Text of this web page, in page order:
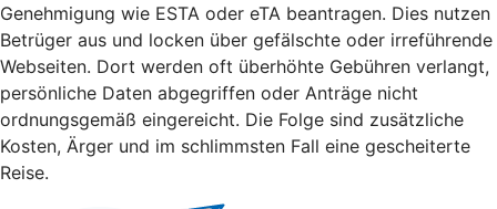
Genehmigung wie ESTA oder eTA beantragen. Dies nutzen
Betrüger aus und locken über gefälschte oder irreführende
Webseiten. Dort werden oft überhöhte Gebühren verlangt,
persönliche Daten abgegriffen oder Anträge nicht
ordnungsgemäß eingereicht. Die Folge sind zusätzliche
Kosten, Ärger und im schlimmsten Fall eine gescheiterte
Reise.